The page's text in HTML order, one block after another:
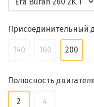
Присоединительный
140 160 200
Полюсность двигателя
2 4